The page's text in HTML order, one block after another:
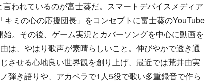
われているのが富士葵だ。スマートデバイスメディア
ミの心の応援団長」をコンセプトに富士葵のYouTube
。その後、ゲーム実況とカバーソングを中心に動画を
は、やはり歌声が素晴らしいこと。伸びやかで透き通
させる心地良い世界観を創り上げ、最近では荒井由実
弾き語りや、アカペラで1人5役で歌い多重録音で作ら